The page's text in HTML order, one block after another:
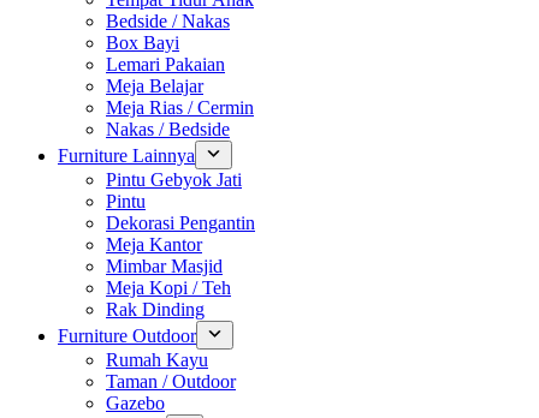
Bedside / Nakas
Box Bayi
Lemari Pakaian
Meja Belajar
Meja Rias / Cermin
Nakas / Bedside
Furniture Lainnya
Pintu Gebyok Jati
Pintu
Dekorasi Pengantin
Meja Kantor
Mimbar Masjid
Meja Kopi / Teh
Rak Dinding
Furniture Outdoor
Rumah Kayu
Taman / Outdoor
Gazebo